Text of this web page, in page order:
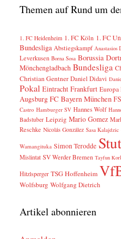
Themen auf Rund um
1. FC Heidenheim 1. FC Köln 1. FC
Bundesliga Abstiegskampf Anastasios
Leverkusen Borna Sosa Borussia
Mönchengladbach Bundesliga
Christian Gentner Daniel Didavi
Pokal Eintracht Frankfurt Europa
Augsburg FC Bayern München
Castro Hamburger SV Hannes Wolf
Badstuber Leipzig Mario Gomez
Reschke Nicolás González Sasa Kalajdzic
Wamangituka Simon Terodde
Mislintat SV Werder Bremen Tayfun
Hitzlsperger TSG Hoffenheim
Wolfsburg Wolfgang Dietrich
Artikel abonnieren